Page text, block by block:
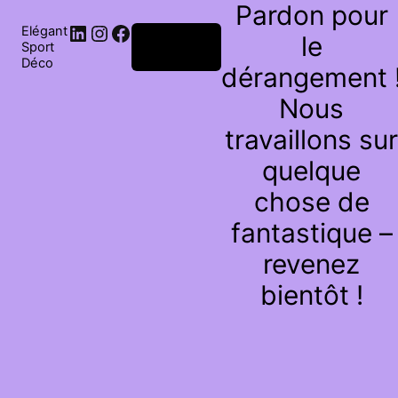
Elégant
Sport
Déco
Pardon pour
le
dérangement
Nous
travaillons sur
quelque
chose de
fantastique –
revenez
bientôt !